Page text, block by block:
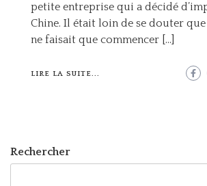
petite entreprise qui a décidé
Chine. Il était loin de se douter
ne faisait que commencer […]
LIRE LA SUITE...
Rechercher